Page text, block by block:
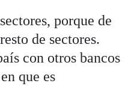
porque de
de sectores.
con otros bancos
que es